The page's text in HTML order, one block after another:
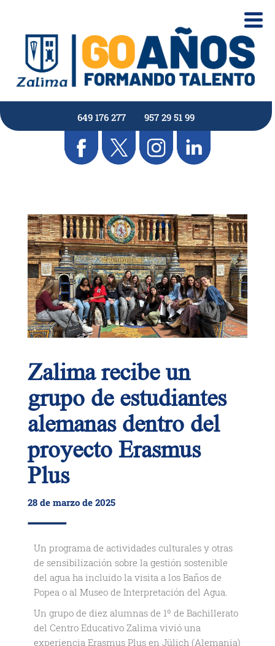
649 176 277 957 29 51 99
Zalima recibe un
grupo de estudiantes
alemanas dentro del
proyecto Erasmus
Plus
28 de marzo de 2025
Un programa de actividades culturales y otras
de sensibilización sobre la gestión sostenible
del agua ha incluido la visita a los Baños de
Popea o al Museo de Interpretación del Agua.
Un grupo de diez alumnas de 1º de Bachillerato
del Centro Educativo Zalima vivió una
experiencia Erasmus Plus en Jülich (Alemania)